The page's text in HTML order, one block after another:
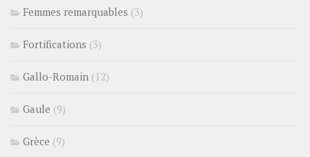
Femmes remarquables (3)
Fortifications (3)
Gallo-Romain (12)
Gaule (9)
Grèce (9)